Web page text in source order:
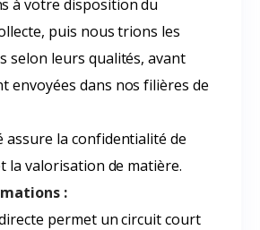
à votre disposition du
puis nous trions les
selon leurs qualités, avant
envoyées dans nos filières de
assure la confidentialité de
la valorisation de matière.
:
permet un circuit court